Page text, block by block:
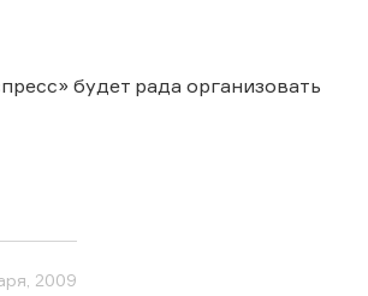
будет рада организовать
2009